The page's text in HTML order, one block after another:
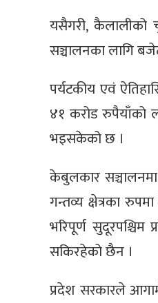
यसैगरी, कैलालीको
सञ्चालनका लागि
पर्यटकीय एवं
४१ करोड रुपैयाँको
भइसकेको छ ।
केबुलकार सञ्चालनमा
गन्तव्य क्षेत्रका
भरिपूर्ण
सकिरहेको छैन ।
प्रदेश सरकारले